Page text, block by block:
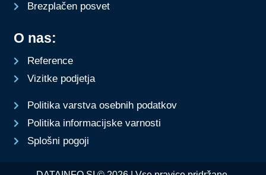
O nas:
Reference
Vizitke podjetja
Politika varstva osebnih podatkov
Politika informacijske varnosti
Splošni pogoji
Brezplačen posvet